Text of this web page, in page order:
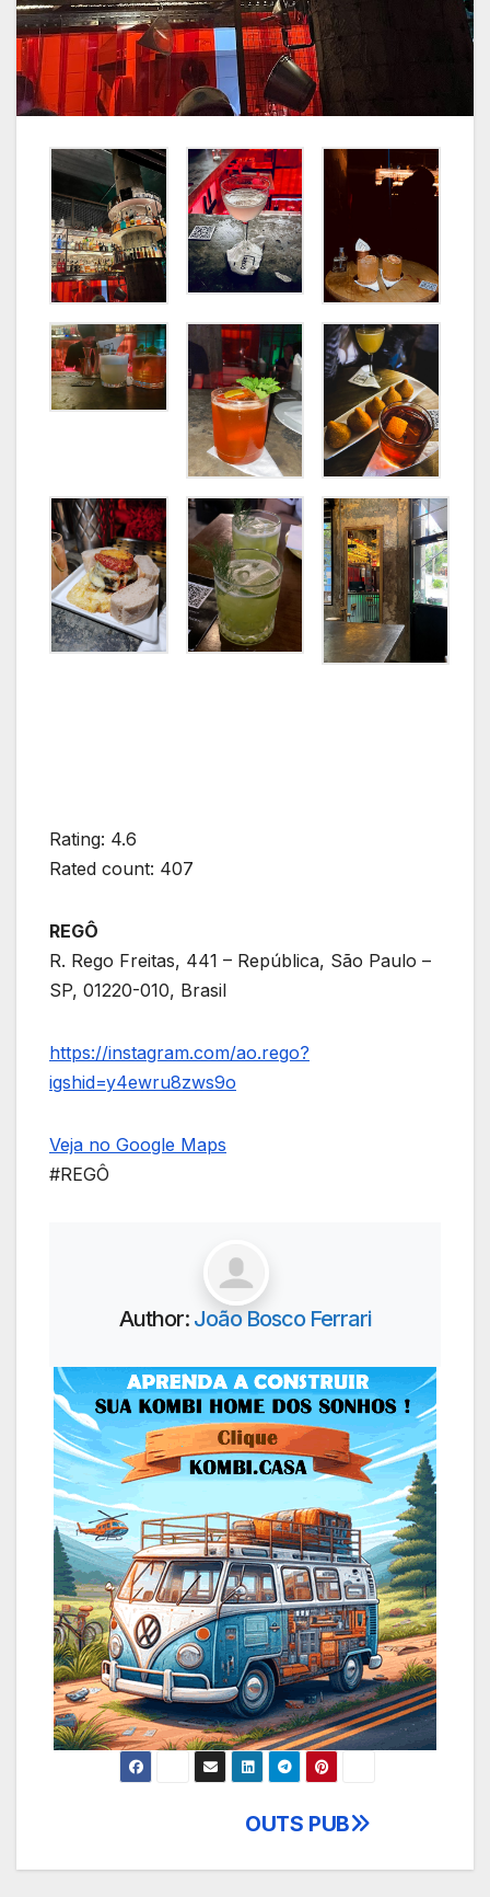
Rating: 4.6
Rated count: 407
REGÔ
R. Rego Freitas, 441 – República, São Paulo –
SP, 01220-010, Brasil
https://instagram.com/ao.rego?
igshid=y4ewru8zws9o
Veja no Google Maps
#REGÔ
Author: João Bosco Ferrari
de
OUTS PUB